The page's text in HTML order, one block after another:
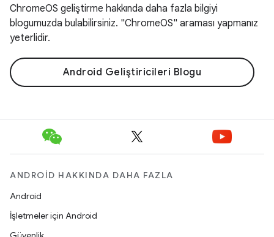
ChromeOS geliştirme hakkında daha fazla bilgiyi
blogumuzda bulabilirsiniz. "ChromeOS" araması yapmanız
yeterlidir.
Android Geliştiricileri Blogu
ANDROID HAKKINDA DAHA FAZLA
Android
İşletmeler için Android